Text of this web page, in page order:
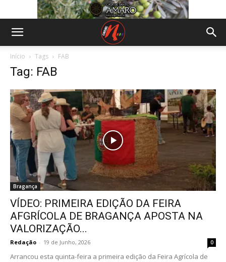
Início Tags FAB
Tag: FAB
Bragança
VÍDEO: PRIMEIRA EDIÇÃO DA FEIRA
AFGRÍCOLA DE BRAGANÇA APOSTA NA
VALORIZAÇÃO...
Redação - 19 de Junho, 2026 0
Arrancou esta quinta-feira a primeira edição da Feira Agrícola de